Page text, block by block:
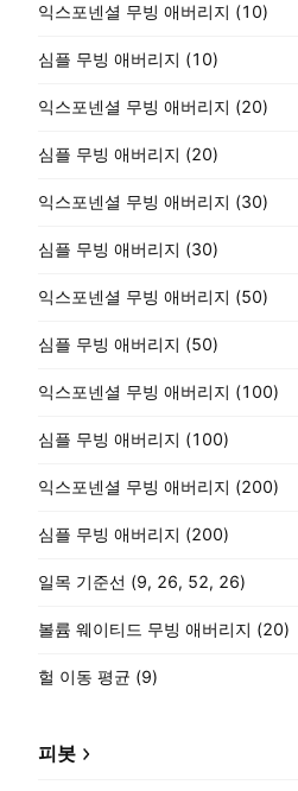
익스포넨셜 무빙 애버리지 (10)
심플 무빙 애버리지 (10)
익스포넨셜 무빙 애버리지 (20)
심플 무빙 애버리지 (20)
익스포넨셜 무빙 애버리지 (30)
심플 무빙 애버리지 (30)
익스포넨셜 무빙 애버리지 (50)
심플 무빙 애버리지 (50)
익스포넨셜 무빙 애버리지 (100)
심플 무빙 애버리지 (100)
익스포넨셜 무빙 애버리지 (200)
심플 무빙 애버리지 (200)
일목 기준선 (9, 26, 52, 26)
볼륨 웨이티드 무빙 애버리지 (20)
헐 이동 평균 (9)
피봇